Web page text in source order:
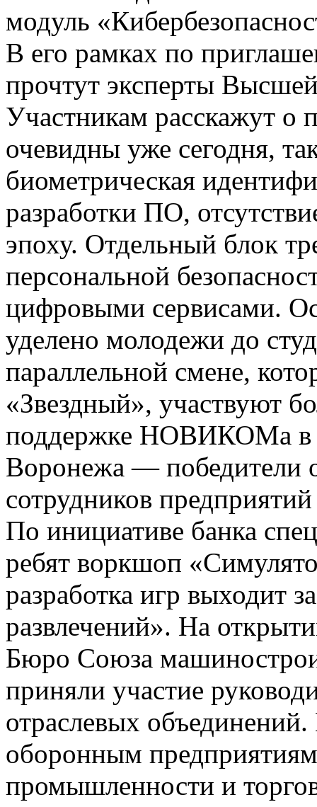
модуль
В его рамках по
прочтут эксперты
Участникам расскажут о
очевидны уже сегодня,
биометрическая
разработки ПО,
эпоху. Отдельный блок
персональной
цифровыми сервисами.
уделено молодежи до
параллельной смене,
«Звездный», участвуют
поддержке НОВИКОМа в
Воронежа — победители
сотрудников
По инициативе банка
ребят воркшоп
разработка игр выходит
развлечений». На
Бюро Союза
приняли участие
отраслевых
оборонным
промышленности и